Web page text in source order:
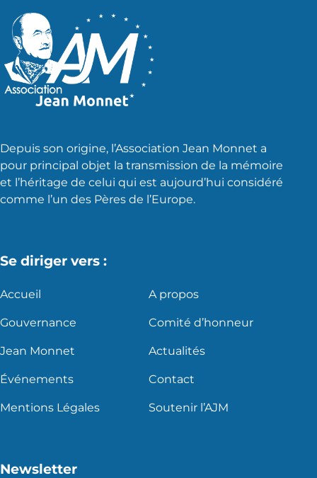
Depuis son origine, l’Association Jean Monnet a
pour principal objet la transmission de la mémoire
et l’héritage de celui qui est aujourd’hui considéré
comme l’un des Pères de l’Europe.
Se diriger vers :
Accueil A propos
Gouvernance Comité d’honneur
Jean Monnet Actualités
Événements Contact
Mentions Légales Soutenir l’AJM
Newsletter